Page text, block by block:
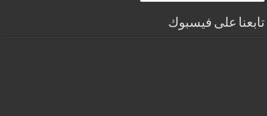
تابعنا على فيسبوك